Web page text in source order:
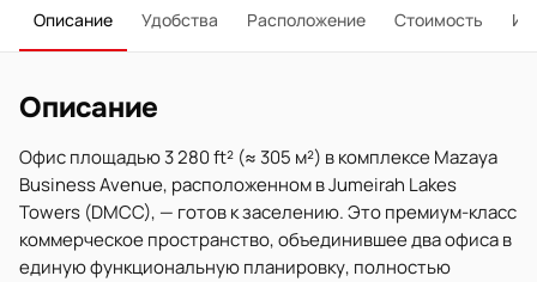
Описание Удобства Расположение Стоимость
Описание
Офис площадью 3 280 ft² (≈ 305 м²) в комплексе Mazaya
Business Avenue, расположенном в Jumeirah Lakes
Towers (DMCC), — готов к заселению. Это премиум-класс
коммерческое пространство, объединившее два офиса в
единую функциональную планировку, полностью